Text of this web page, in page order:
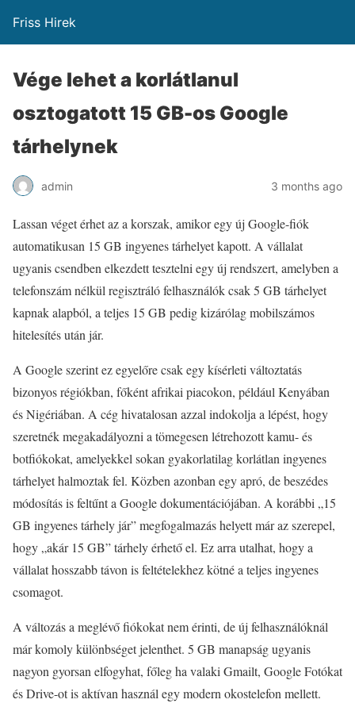
Friss Hirek
Vége lehet a korlátlanul
osztogatott 15 GB-os Google
tárhelynek
admin 3 months ago
Lassan véget érhet az a korszak, amikor egy új Google-fiók
automatikusan 15 GB ingyenes tárhelyet kapott. A vállalat
ugyanis csendben elkezdett tesztelni egy új rendszert, amelyben a
telefonszám nélkül regisztráló felhasználók csak 5 GB tárhelyet
kapnak alapból, a teljes 15 GB pedig kizárólag mobilszámos
hitelesítés után jár.
A Google szerint ez egyelőre csak egy kísérleti változtatás
bizonyos régiókban, főként afrikai piacokon, például Kenyában
és Nigériában. A cég hivatalosan azzal indokolja a lépést, hogy
szeretnék megakadályozni a tömegesen létrehozott kamu- és
botfiókokat, amelyekkel sokan gyakorlatilag korlátlan ingyenes
tárhelyet halmoztak fel. Közben azonban egy apró, de beszédes
módosítás is feltűnt a Google dokumentációjában. A korábbi „15
GB ingyenes tárhely jár” megfogalmazás helyett már az szerepel,
hogy „akár 15 GB” tárhely érhető el. Ez arra utalhat, hogy a
vállalat hosszabb távon is feltételekhez kötné a teljes ingyenes
csomagot.
A változás a meglévő fiókokat nem érinti, de új felhasználóknál
már komoly különbséget jelenthet. 5 GB manapság ugyanis
nagyon gyorsan elfogyhat, főleg ha valaki Gmailt, Google Fotókat
és Drive-ot is aktívan használ egy modern okostelefon mellett.